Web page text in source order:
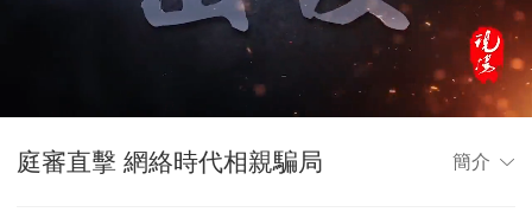
庭審直擊 網絡時代相親騙局 簡介